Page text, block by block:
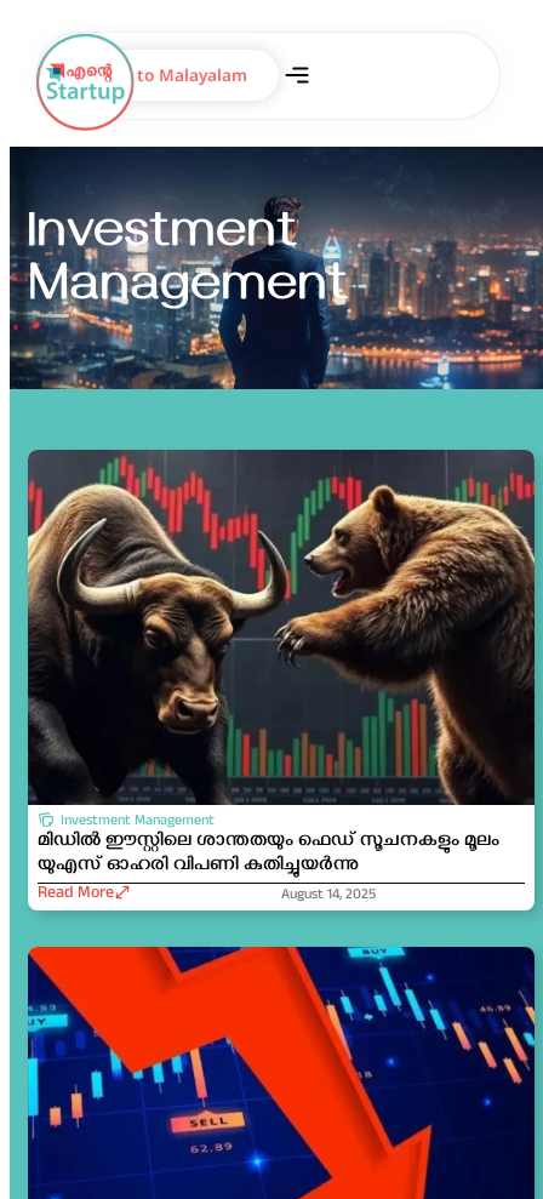
Switch to Malayalam
Investment
Management
Investment Management
മിഡിൽ ഈസ്റ്റിലെ ശാന്തതയും ഫെഡ് സൂചനകളും മൂലം
യുഎസ് ഓഹരി വിപണി കുതിച്ചുയർന്നു
Read More
August 14, 2025